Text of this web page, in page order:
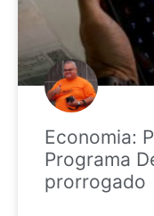
Economia:
Programa
prorrogado